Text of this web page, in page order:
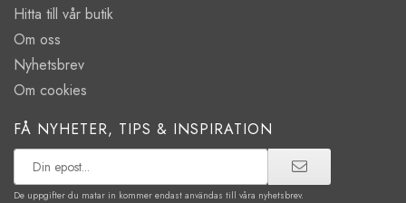
Hitta till vår butik
Om oss
Nyhetsbrev
Om cookies
FÅ NYHETER, TIPS & INSPIRATION
De uppgifter du matar in kommer endast användas till våra nyhetsbrev.